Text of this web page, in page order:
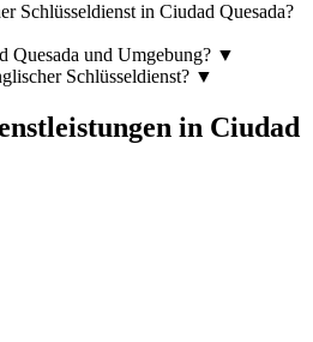
Schlüsseldienst in Ciudad Quesada?
Quesada und Umgebung? ▼
Schlüsseldienst? ▼
in Ciudad